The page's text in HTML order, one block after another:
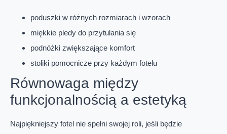
poduszki w różnych rozmiarach i wzorach
miękkie pledy do przytulania się
podnóżki zwiększające komfort
stoliki pomocnicze przy każdym fotelu
Równowaga między
funkcjonalnością a estetyką
Najpiękniejszy fotel nie spełni swojej roli, jeśli będzie